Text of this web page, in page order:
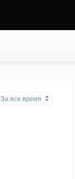
За все время